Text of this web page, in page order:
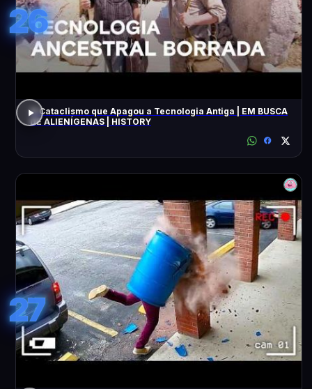
26
O Cataclismo que Apagou a Tecnologia Antiga | EM BUSCA
DE ALIENÍGENAS | HISTORY
27